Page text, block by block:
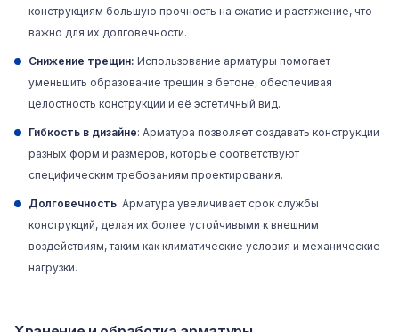
конструкциям большую прочность на сжатие и растяжение, что
важно для их долговечности.
Снижение трещин: Использование арматуры помогает
уменьшить образование трещин в бетоне, обеспечивая
целостность конструкции и её эстетичный вид.
Гибкость в дизайне: Арматура позволяет создавать конструкции
разных форм и размеров, которые соответствуют
специфическим требованиям проектирования.
Долговечность: Арматура увеличивает срок службы
конструкций, делая их более устойчивыми к внешним
воздействиям, таким как климатические условия и механические
нагрузки.